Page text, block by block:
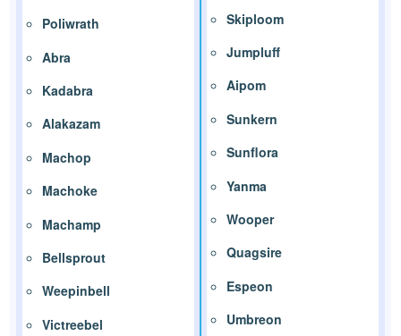
Poliwrath
Abra
Kadabra
Alakazam
Machop
Machoke
Machamp
Bellsprout
Weepinbell
Victreebel
Skiploom
Jumpluff
Aipom
Sunkern
Sunflora
Yanma
Wooper
Quagsire
Espeon
Umbreon